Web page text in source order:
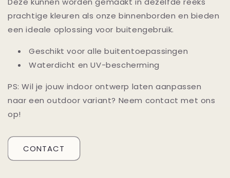
prachtige kleuren als onze binnenborden en bieden
een ideale oplossing voor buitengebruik.
Geschikt voor alle buitentoepassingen
Waterdicht en UV-bescherming
PS: Wil je jouw indoor ontwerp laten aanpassen
naar een outdoor variant? Neem contact met ons
op!
CONTACT